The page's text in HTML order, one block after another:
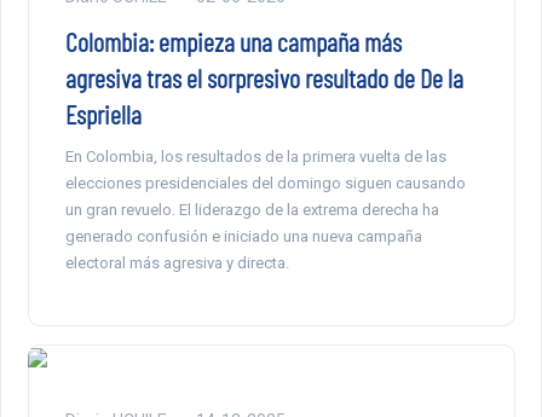
Colombia: empieza una campaña más
agresiva tras el sorpresivo resultado de De la
Espriella
En Colombia, los resultados de la primera vuelta de las
elecciones presidenciales del domingo siguen causando
un gran revuelo. El liderazgo de la extrema derecha ha
generado confusión e iniciado una nueva campaña
electoral más agresiva y directa.